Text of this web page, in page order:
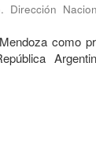
Dirección
como